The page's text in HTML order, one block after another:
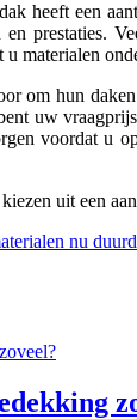
heeft een
prestaties.
materialen
om hun
uw
voordat u
uit een
nu